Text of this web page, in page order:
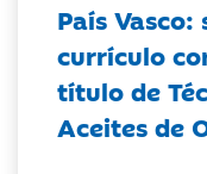
País Vasco:
currículo
título de
Aceites de